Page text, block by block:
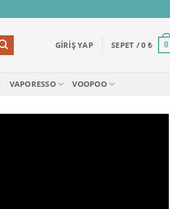
GIRIŞ YAP SEPET /0 ₺ 0
VAPORESSO VOOPOO